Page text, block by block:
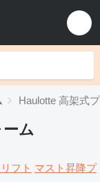
Haulotte 高架式
ム
フト マスト昇降プ